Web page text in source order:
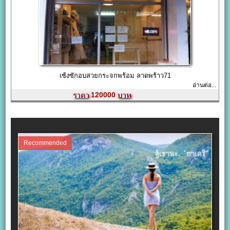
เซ้งซักอบสวยกระจกพร้อม ลาดพร้าว71
อ่านต่อ...
120000
Recommended